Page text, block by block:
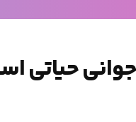
حیاتی